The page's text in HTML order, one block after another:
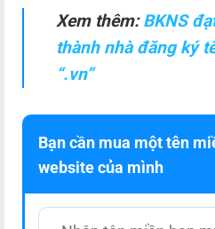
Xem thêm:BKNS
thành nhà đăng ký
“.vn”
Bạn cần mua một tên
website của mình